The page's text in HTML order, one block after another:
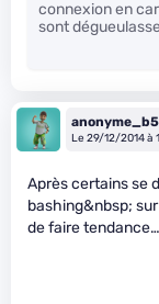
connexion en
sont
Le 29/12/2014 à
Après certains se
bashing&nbsp;
de faire tendance…